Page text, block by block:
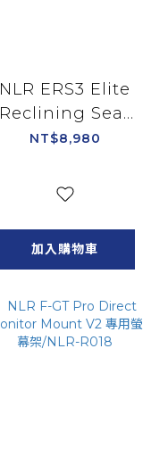
NLR ERS3 Elite
Reclining Seat
透氣網布版 可調整
鋁擠系列/NLR-
NT$8,980
加入購物車